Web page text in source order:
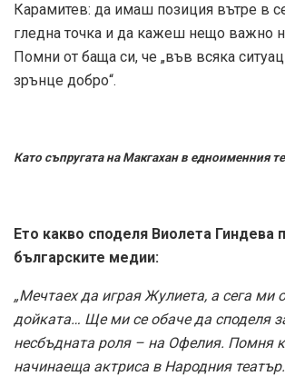
Карамитев: да имаш позиция вътре в
гледна точка и да кажеш нещо важно
Помни от баща си, че „във всяка
зрънце добро“.
Като съпругата на Макгахан в едноименния
Ето какво споделя Виолета Гиндева
българските медии:
„Мечтаех да играя Жулиета, а сега ми
дойката… Ще ми се обаче да споделя
несбъдната роля – на Офелия. Помня
начинаеща актриса в Народния